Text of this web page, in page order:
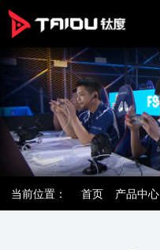
当前位置： 首页 产品中心